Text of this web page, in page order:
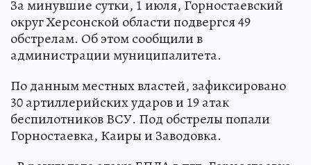
За минувшие сутки, 1 июля, Горностаевский
округ Херсонской области подвергся 49
обстрелам. Об этом сообщили в
администрации муниципалитета.
По данным местных властей, зафиксировано
30 артиллерийских ударов и 19 атак
беспилотников ВСУ. Под обстрелы попали
Горностаевка, Каиры и Заводовка.